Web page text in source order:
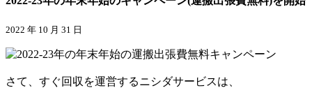
2022 年 10 月 31 日
さて、すぐ回収を運営するニシダサービスは、